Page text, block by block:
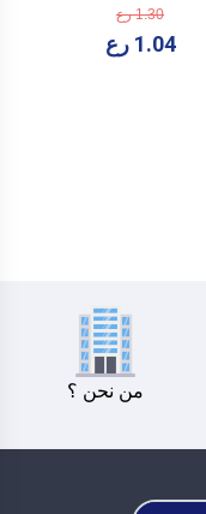
1.30 رع
1.04 رع
من نحن ؟